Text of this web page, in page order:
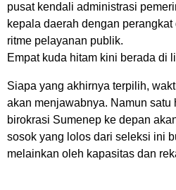
pusat kendali administrasi
kepala daerah dengan
ritme pelayanan publik.
Empat kuda hitam kini berada di
Siapa yang akhirnya terpilih,
akan menjawabnya. Namun satu
birokrasi Sumenep ke depan
sosok yang lolos dari seleksi ini
melainkan oleh kapasitas dan